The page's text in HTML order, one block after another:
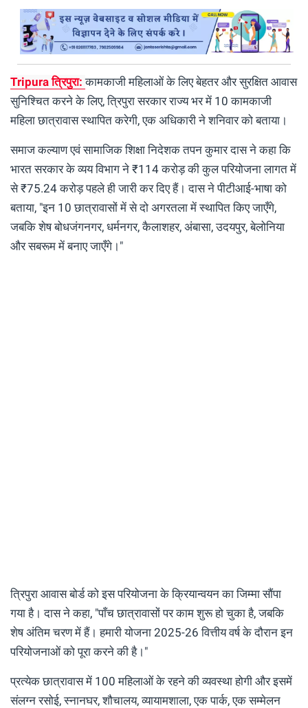
Tripuraत्रिपुरा:कामकाजी महिलाओं के लिए बेहतर और सुरक्षित आवास
सुनिश्चित करने के लिए, त्रिपुरा सरकार राज्य भर में 10 कामकाजी
महिला छात्रावास स्थापित करेगी, एक अधिकारी ने शनिवार को बताया।
समाज कल्याण एवं सामाजिक शिक्षा निदेशक तपन कुमार दास ने कहा कि
भारत सरकार के व्यय विभाग ने ₹114 करोड़ की कुल परियोजना लागत में
से ₹75.24 करोड़ पहले ही जारी कर दिए हैं। दास ने पीटीआई-भाषा को
बताया, "इन 10 छात्रावासों में से दो अगरतला में स्थापित किए जाएँगे,
जबकि शेष बोधजंगनगर, धर्मनगर, कैलाशहर, अंबासा, उदयपुर, बेलोनिया
और सबरूम में बनाए जाएँगे।"
त्रिपुरा आवास बोर्ड को इस परियोजना के क्रियान्वयन का जिम्मा सौंपा
गया है। दास ने कहा, "पाँच छात्रावासों पर काम शुरू हो चुका है, जबकि
शेष अंतिम चरण में हैं। हमारी योजना 2025-26 वित्तीय वर्ष के दौरान इन
परियोजनाओं को पूरा करने की है।"
प्रत्येक छात्रावास में 100 महिलाओं के रहने की व्यवस्था होगी और इसमें
संलग्न रसोई, स्नानघर, शौचालय, व्यायामशाला, एक पार्क, एक सम्मेलन